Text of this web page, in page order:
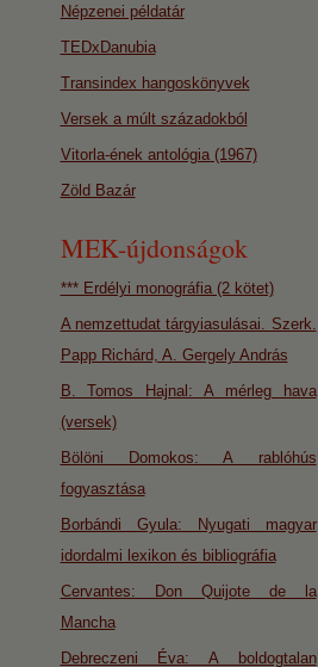
Népzenei példatár
TEDxDanubia
Transindex hangoskönyvek
Versek a múlt századokból
Vitorla-ének antológia (1967)
Zöld Bazár
MEK-újdonságok
*** Erdélyi monográfia (2 kötet)
A nemzettudat tárgyiasulásai. Szerk.
Papp Richárd, A. Gergely András
B. Tomos Hajnal: A mérleg hava
(versek)
Bölöni Domokos: A rablóhús
fogyasztása
Borbándi Gyula: Nyugati magyar
idordalmi lexikon és bibliográfia
Cervantes: Don Quijote de la
Mancha
Debreczeni Éva: A boldogtalan